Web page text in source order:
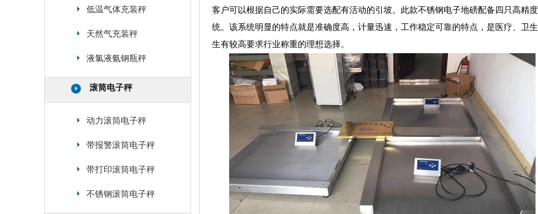
低温气体充装秤
天然气充装秤
液氯液氨钢瓶秤
滚筒电子秤
动力滚筒电子秤
带报警滚筒电子秤
带打印滚筒电子秤
不锈钢滚筒电子秤
客户可以根据自己的实际需要选配有活动的引坡。此款不锈钢电子地磅配备四只高精
统。该系统明显的特点就是准确度高，计量迅速，工作稳定可靠的特点，是医疗、卫
生有较高要求行业称重的理想选择。